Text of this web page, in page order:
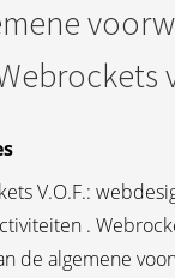
V.O.F.:
.
de algemene